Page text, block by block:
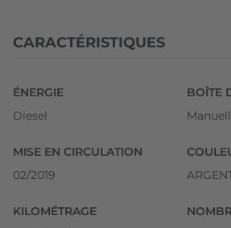
CARACTÉRISTIQUES
ÉNERGIE
Diesel
BOÎTE
MISE EN CIRCULATION
02/2019
KILOMÉTRAGE